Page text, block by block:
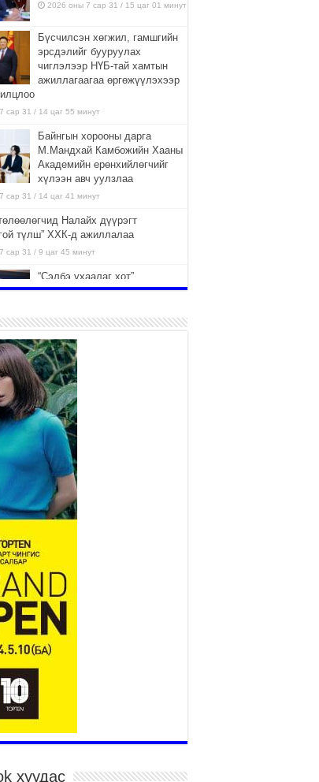
2026 оны 7 сар 31 / 15 цаг 01 минут
Бүсчилсэн хөгжил, гамшгийн
эрсдэлийг бууруулах
чиглэлээр НҮБ-тай хамтын
ажиллагаагаа өргөжүүлэхээр
сар 31 / 14 цаг 55 минут
Байнгын хорооны дарга
М.Мандхай Камбожийн Хааны
Академийн ерөнхийлөгчийг
хүлээн авч уулзлаа
сар 31 / 14 цаг 41 минут
Налайх дүүрэгт
түлш” ХХК-д ажиллалаа
сар 31 / 9 цаг 45 минут
“Сэлбэ ухаалаг хот”
ашиглалтад орсноор
сууцны хангамжийн жилийн
сар 31 / 9 цаг 23 минут
Г.Жаргалсайхан: Энэ өвөл 400-
430 мянган тонн шахмал түлш
хэрэглэнэ
2026 оны 7 сар 30 / 15 цаг 35 минут
Нийслэлийн засаг даргын
нэгдүгээр орлогч Б.Мөнхбат
Денвер хот дахь Монгол
улсын өргөмжит консул
уулзлаа
сар 30 / 15 цаг 30 минут
шуурхай штабууд хүч,
бэлэн байдлыг ханган ажиллаж
сар 30 / 15 цаг 24 минут
Киргиз Улстай худалдаа,
хамтын ажиллагааг
сар 30 / 15 цаг 19 минут
Н.Номтойбаяр яамдын Төрийн
дарга нартай шуурхай
байх эрх зүйн орчныг бүрдүүллээ
хуудас